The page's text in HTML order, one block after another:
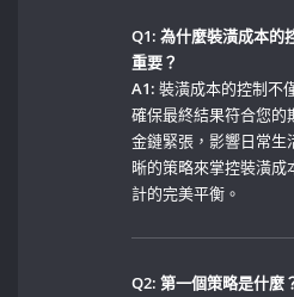
Q1: 為什麼裝潢成本的
重要？
A1: 裝潢成本的控制不
確保最終結果符合您的
金鏈緊張，影響日常生
晰的策略來掌控裝潢
計的完美平衡。
Q2: 第一個策略是什麼